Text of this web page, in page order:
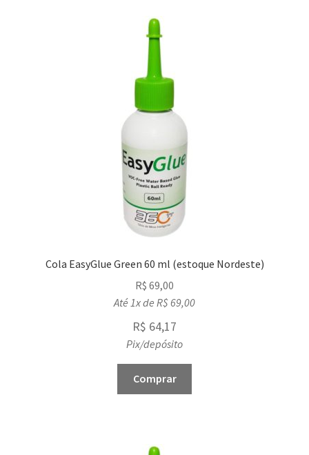
Cola EasyGlue Green 60 ml (estoque Nordeste)
R$ 69,00
Até 1x de R$69,00
R$ 64,17
Pix/depósito
Comprar